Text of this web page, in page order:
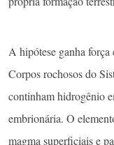
A hipótese ganha força
Corpos rochosos do
continham hidrogênio
embrionária. O
magma superficiais e